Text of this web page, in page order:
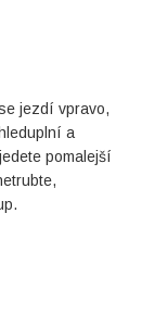
jezdí vpravo,
a
pomalejší